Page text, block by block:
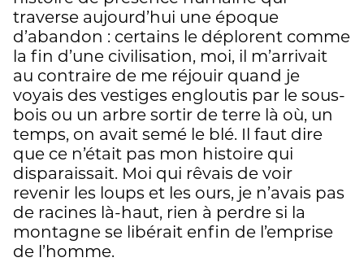
traverse aujourd’hui une époque
d’abandon : certains le déplorent comme
la fin d’une civilisation, moi, il m’arrivait
au contraire de me réjouir quand je
voyais des vestiges engloutis par le sous-
bois ou un arbre sortir de terre là où, un
temps, on avait semé le blé. Il faut dire
que ce n’était pas mon histoire qui
disparaissait. Moi qui rêvais de voir
revenir les loups et les ours, je n’avais pas
de racines là-haut, rien à perdre si la
montagne se libérait enfin de l’emprise
de l’homme.